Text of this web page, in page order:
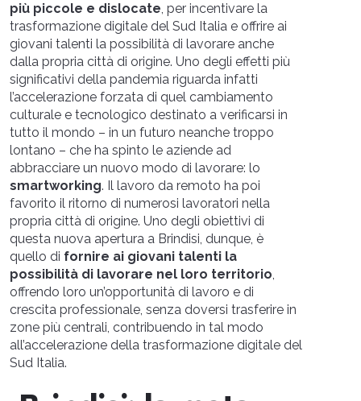
più piccole e dislocate, per incentivare la
trasformazione digitale del Sud Italia e offrire ai
giovani talenti la possibilità di lavorare anche
dalla propria città di origine. Uno degli effetti più
significativi della pandemia riguarda infatti
l’accelerazione forzata di quel cambiamento
culturale e tecnologico destinato a verificarsi in
tutto il mondo – in un futuro neanche troppo
lontano – che ha spinto le aziende ad
abbracciare un nuovo modo di lavorare: lo
smartworking. Il lavoro da remoto ha poi
favorito il ritorno di numerosi lavoratori nella
propria città di origine. Uno degli obiettivi di
questa nuova apertura a Brindisi, dunque, è
quello di fornire ai giovani talenti la
possibilità di lavorare nel loro territorio,
offrendo loro un’opportunità di lavoro e di
crescita professionale, senza doversi trasferire in
zone più centrali, contribuendo in tal modo
all’accelerazione della trasformazione digitale del
Sud Italia.